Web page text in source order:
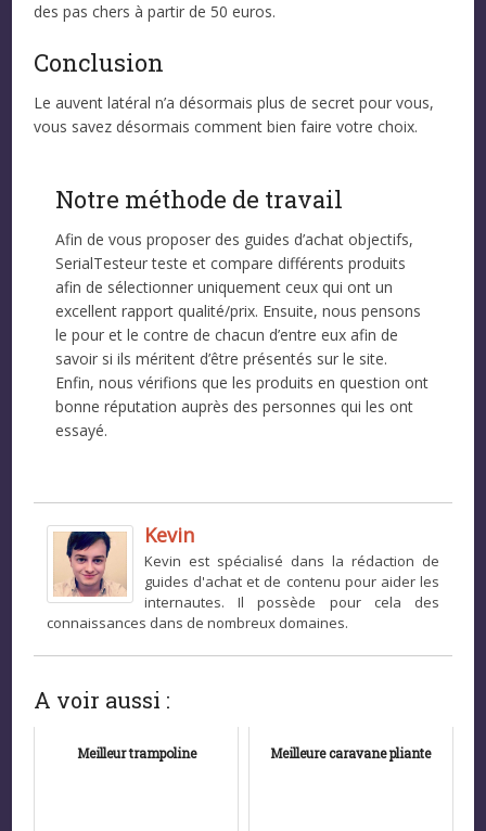
des pas chers à partir de 50 euros.
Conclusion
Le auvent latéral n’a désormais plus de secret pour vous,
vous savez désormais comment bien faire votre choix.
Notre méthode de travail
Afin de vous proposer des guides d’achat objectifs,
SerialTesteur teste et compare différents produits
afin de sélectionner uniquement ceux qui ont un
excellent rapport qualité/prix. Ensuite, nous pensons
le pour et le contre de chacun d’entre eux afin de
savoir si ils méritent d’être présentés sur le site.
Enfin, nous vérifions que les produits en question ont
bonne réputation auprès des personnes qui les ont
essayé.
Kevin
Kevin est spécialisé dans la rédaction de
guides d'achat et de contenu pour aider les
internautes. Il possède pour cela des
connaissances dans de nombreux domaines.
A voir aussi :
Meilleur trampoline Meilleure caravane pliante